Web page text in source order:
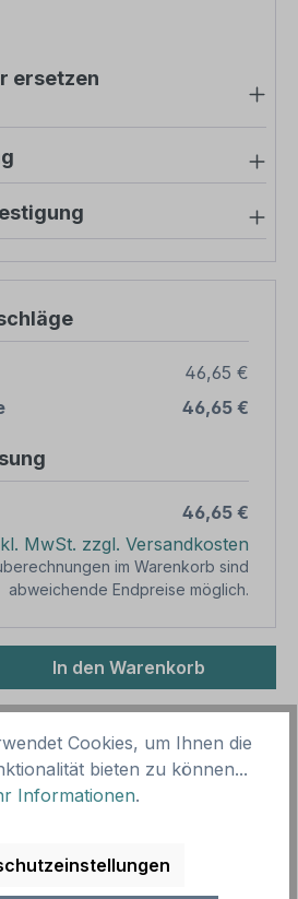
ersetzen
46,65 €
46,65 €
46,65 €
MwSt. zzgl. Versandkosten
im Warenkorb sind
abweichende Endpreise möglich.
Gib den
In den Warenkorb
TS-54
dass Sie Ihr Geschirr
Cookies, um Ihnen die
bieten zu können...
Informationen.